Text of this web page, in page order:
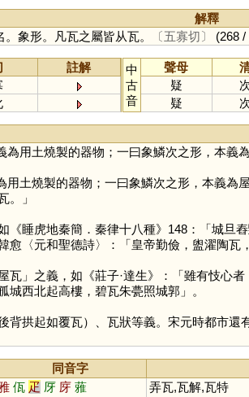
解釋
象形。凡瓦之屬皆从瓦。 〔五寡切〕 (268 /
註解
中
古
音
聲母
疑
疑
用土燒製的器物；一曰象鱗次之形，本義為
用土燒製的器物；一曰象鱗次之形，本義
。」
睡虎地秦簡．秦律十八種》148：「城旦
愈〈元和聖德詩〉：「皇帝勤儉，盥濯陶瓦
」之義，如《莊子·達生》：「雖有忮心者
西北起高樓，碧瓦朱甍照城郭」。
拱起如覆瓦）、瓦狀等義。宋元時都市還
同音字
佤 疋 厊 庌 蕥 弄瓦,瓦解,瓦特